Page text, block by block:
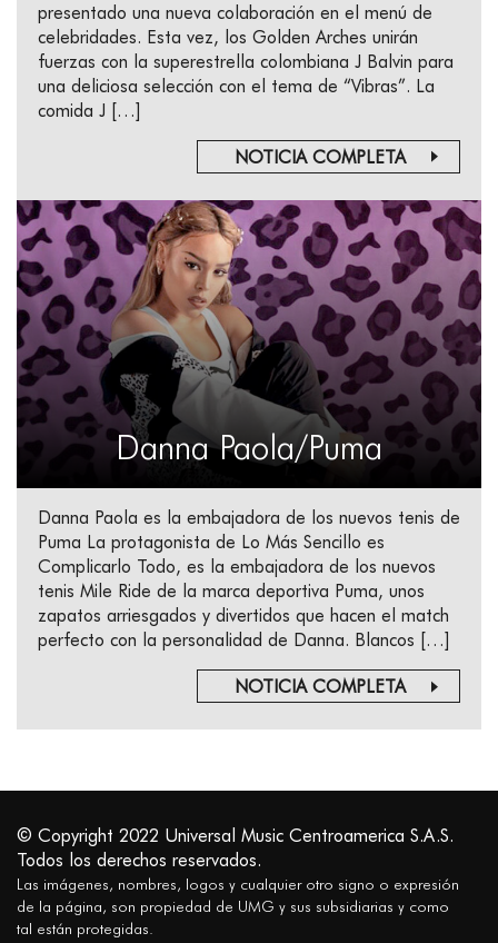
presentado una nueva colaboración en el menú de
celebridades. Esta vez, los Golden Arches unirán
fuerzas con la superestrella colombiana J Balvin para
una deliciosa selección con el tema de “Vibras”. La
comida J […]
NOTICIA COMPLETA
Danna Paola/Puma
Danna Paola es la embajadora de los nuevos tenis de
Puma La protagonista de Lo Más Sencillo es
Complicarlo Todo, es la embajadora de los nuevos
tenis Mile Ride de la marca deportiva Puma, unos
zapatos arriesgados y divertidos que hacen el match
perfecto con la personalidad de Danna. Blancos […]
NOTICIA COMPLETA
© Copyright 2022 Universal Music Centroamerica S.A.S.
Todos los derechos reservados.
Las imágenes, nombres, logos y cualquier otro signo o expresión
de la página, son propiedad de UMG y sus subsidiarias y como
tal están protegidas.